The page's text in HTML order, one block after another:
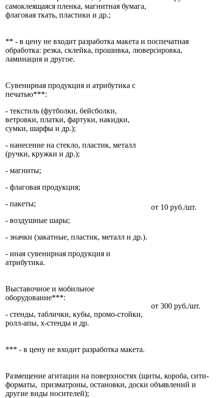
самоклеящаяся пленка, магнитная бумага,
флаговая ткать, пластики и др.;
** - в цену не входит разработка макета и поспечатная
обработка: резка, склейка, прошивка, люверсировка,
ламинация и другое.
Сувенирная продукция и атрибутика с
печатью***:
- текстиль (футболки, бейсболки,
ветровки, платки, фартуки, накидки,
сумки, шарфы и др.);
- нанесение на стекло, пластик, металл
(ручки, кружки и др.);
- магниты;
- флаговая продукция;
- пакеты;
- воздушные шары;
- значки (закатные, пластик, металл и др.).
- иная сувенирная продукция и
атрибутика.
от 10 руб./шт.
Выставочное и мобильное
оборудование***:
- стенды, таблички, кубы, промо-стойки,
ролл-апы, х-стенды и др.
от 300 руб./шт.
*** - в цену не входит разработка макета.
Размещение агитации на поверхностях (щиты, короба, сити-
форматы, призматроны, остановки, доски объявлений и
другие виды носителей);